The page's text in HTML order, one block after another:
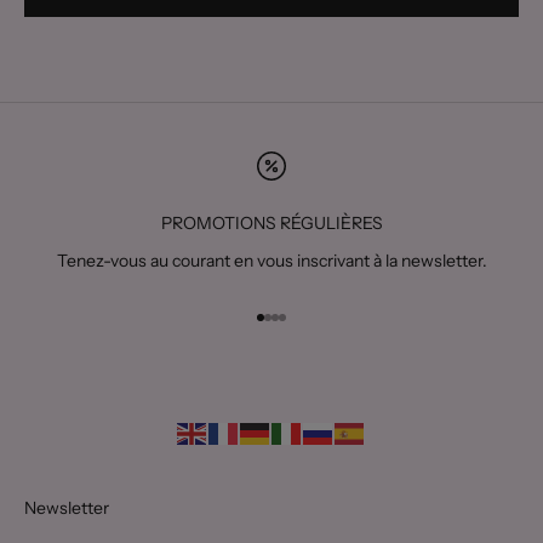
PROMOTIONS RÉGULIÈRES
Tenez-vous au courant en vous inscrivant à la newsletter.
Aller à l'élément 1
Aller à l'élément 2
Aller à l'élément 3
Aller à l'élément 4
Newsletter